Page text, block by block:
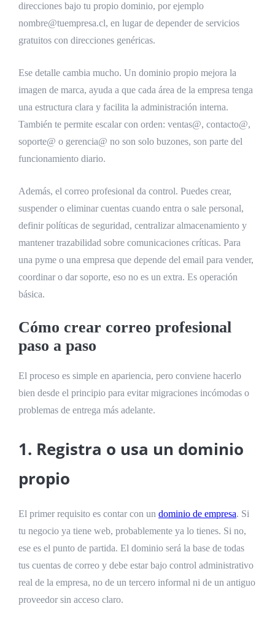
direcciones bajo tu propio dominio, por ejemplo
nombre@tuempresa.cl, en lugar de depender de servicios
gratuitos con direcciones genéricas.
Ese detalle cambia mucho. Un dominio propio mejora la
imagen de marca, ayuda a que cada área de la empresa tenga
una estructura clara y facilita la administración interna.
También te permite escalar con orden: ventas@, contacto@,
soporte@ o gerencia@ no son solo buzones, son parte del
funcionamiento diario.
Además, el correo profesional da control. Puedes crear,
suspender o eliminar cuentas cuando entra o sale personal,
definir políticas de seguridad, centralizar almacenamiento y
mantener trazabilidad sobre comunicaciones críticas. Para
una pyme o una empresa que depende del email para vender,
coordinar o dar soporte, eso no es un extra. Es operación
básica.
Cómo crear correo profesional
paso a paso
El proceso es simple en apariencia, pero conviene hacerlo
bien desde el principio para evitar migraciones incómodas o
problemas de entrega más adelante.
1. Registra o usa un dominio
propio
El primer requisito es contar con un dominio de empresa. Si
tu negocio ya tiene web, probablemente ya lo tienes. Si no,
ese es el punto de partida. El dominio será la base de todas
tus cuentas de correo y debe estar bajo control administrativo
real de la empresa, no de un tercero informal ni de un antiguo
proveedor sin acceso claro.